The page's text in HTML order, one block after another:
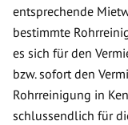
entsprechende
bestimmte
es sich für den
bzw. sofort den
Rohrreinigung in
schlussendlich für